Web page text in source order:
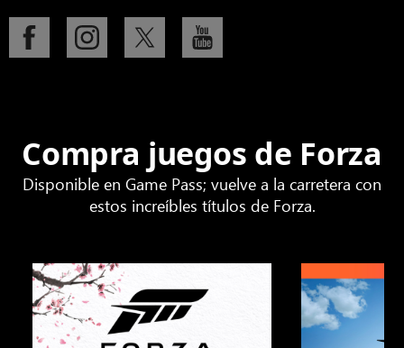
Compra juegos de Forza
Disponible en Game Pass; vuelve a la carretera con
estos increíbles títulos de Forza.